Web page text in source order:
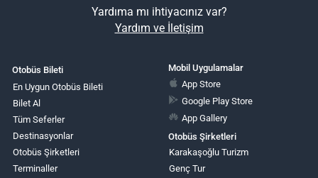
Yardıma mı ihtiyacınız var?
Yardım ve İletişim
Otobüs Bileti
En Uygun Otobüs Bileti
Bilet Al
Tüm Seferler
Destinasyonlar
Otobüs Şirketleri
Terminaller
Mobil Uygulamalar
App Store
Google Play Store
App Gallery
Otobüs Şirketleri
Karakaşoğlu Turizm
Genç Tur